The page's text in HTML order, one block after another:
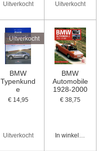
Uitverkocht Uitverkocht
Uitverkocht
BMW
Typenkund
e
€ 14,95
Uitverkocht
BMW
Automobile
1928-2000
€ 38,75
In winkelwagen